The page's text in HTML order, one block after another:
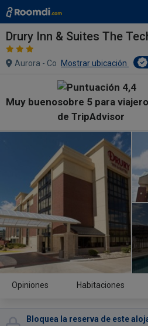
Drury Inn & Suites The
Aurora - Co Mostrar ubicación
Muy bueno
Opiniones Habitaciones
Bloquea la reserva de este